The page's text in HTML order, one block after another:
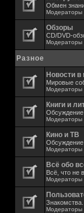
Обмен
Модераторы
Обзоры
CD/DVD-
Модераторы
Разное
Новости в
Мировые
Модераторы
Книги и
Обсуждение
Модераторы
Кино и ТВ
Обсуждение
Модераторы
Всё обо
Всё, что не
Модераторы
Модераторы